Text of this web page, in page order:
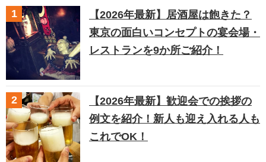
【2026年最新】居酒屋は飽きた？
東京の面白いコンセプトの宴会場・
レストランを9か所ご紹介！
【2026年最新】歓迎会での挨拶の
例文を紹介！新人も迎え入れる人も
これでOK！